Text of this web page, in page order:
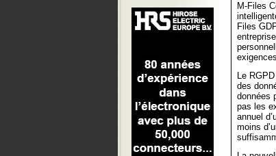
M-Files
Files
Le
des
données
pas les
annuel
moins